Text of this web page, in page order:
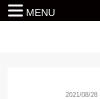
2021/08/28
MENU